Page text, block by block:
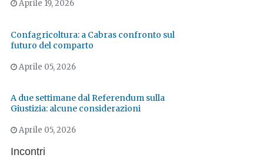
Aprile 19, 2026
Confagricoltura: a Cabras confronto sul
futuro del comparto
Aprile 05, 2026
A due settimane dal Referendum sulla
Giustizia: alcune considerazioni
Aprile 05, 2026
Incontri